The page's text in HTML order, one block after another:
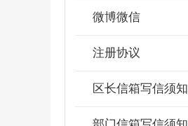
微博微信
注册协议
区长信箱写信须知